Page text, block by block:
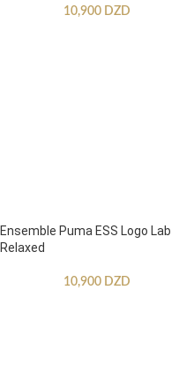
10,900 DZD
Ensemble Puma ESS Logo Lab
Relaxed
10,900 DZD